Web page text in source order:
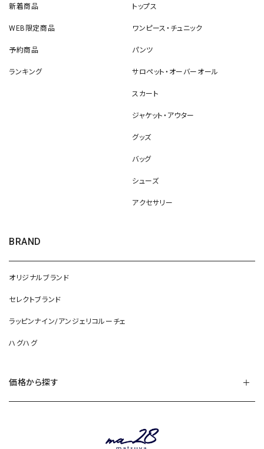
新着商品
WEB限定商品
予約商品
ランキング
トップス
ワンピース・チュニック
パンツ
サロペット・オーバーオール
スカート
ジャケット・アウター
グッズ
バッグ
シューズ
アクセサリー
BRAND
オリジナルブランド
セレクトブランド
ラッピンナイン/アンジェリコルーチェ
ハグハグ
価格から探す